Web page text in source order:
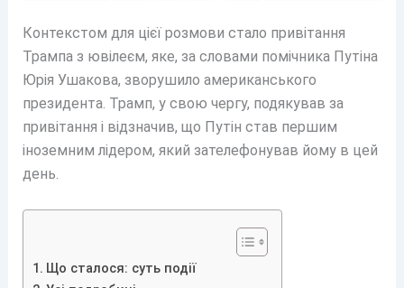
Контекстом для цієї розмови стало привітання
Трампа з ювілеєм, яке, за словами помічника Путіна
Юрія Ушакова, зворушило американського
президента. Трамп, у свою чергу, подякував за
привітання і відзначив, що Путін став першим
іноземним лідером, який зателефонував йому в цей
день.
Що сталося: суть події